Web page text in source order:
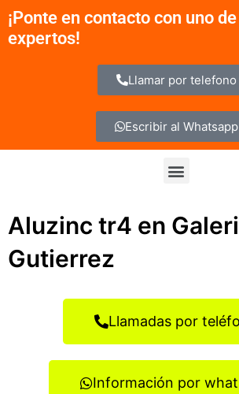
contenido
¡Ponte en contacto con uno
expertos!
Llamar por telefono
Escribir al Whatsapp
Menu
Aluzinc tr4 en
Gutierrez
Llamadas por
Información por